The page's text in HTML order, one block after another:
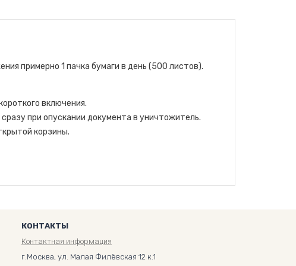
примерно 1 пачка бумаги в день (500 листов).
включения.
при опускании документа в уничтожитель.
корзины.
КОНТАКТЫ
Контактная информация
г.Москва, ул. Малая Филёвская 12 к.1